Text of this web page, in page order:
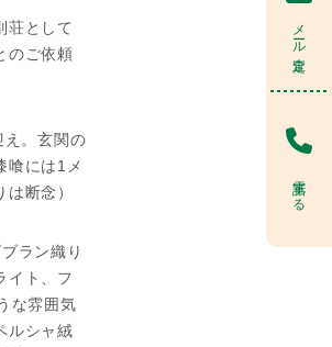
メール査定
電話する
荘として
のご依頼
え。玄関の
喰には1メ
断念）
ラン織り
イト、フ
な雰囲気
ルシャ絨